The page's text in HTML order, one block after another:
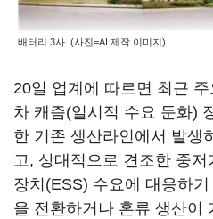
배터리 3사. (사진=AI 제작 이미지)
20일 업계에 따르면 최근
차 캐즘(일시적 수요 둔화)
한 기존 생산라인에서 발생
고, 상대적으로 견조한 중
장치(ESS) 수요에 대응하
을 전환하거나 혼류 생산이